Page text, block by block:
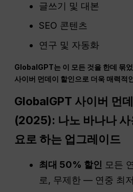
글쓰기 및 대본
SEO 콘텐츠
연구 및 자동화
GlobalGPT는 이 모든 것을 한데 묶
사이버 먼데이 할인으로 더욱 매력적
GlobalGPT 사이버 먼
(2025): 나노 바나나 사
요로 하는 업그레이드
최대 50% 할인 모든
로, 무제한 — 연중 최